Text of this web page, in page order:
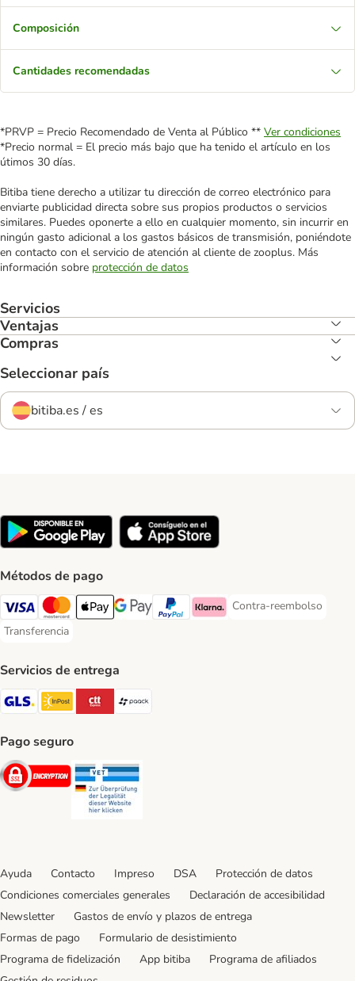
Composición
Cantidades recomendadas
*PRVP = Precio Recomendado de Venta al Público ** Ver condiciones
*Precio normal = El precio más bajo que ha tenido el artículo en los
útimos 30 días.
Bitiba tiene derecho a utilizar tu dirección de correo electrónico para
enviarte publicidad directa sobre sus propios productos o servicios
similares. Puedes oponerte a ello en cualquier momento, sin incurrir en
ningún gasto adicional a los gastos básicos de transmisión, poniéndote
en contacto con el servicio de atención al cliente de zooplus. Más
información sobre protección de datos
Servicios
Ventajas
Compras
Seleccionar país
bitiba.es / es
Métodos de pago
Visa Payment Method
Mastercard Payment Method
Apple Pay Payment Method
Google Pay Payment Method
PayPal Payment Method
Klarna Payment Method
Contra-reembolso
Contra-reembolso
Transferencia
Transferencia Payment Method
Servicios de entrega
GLS Shipping Method
InPost Shipping Method
CTTExpress Shipping Method
paack Shipping Method
Pago seguro
Security
Ayuda Contacto Impreso DSA
Protección de datos
Condiciones comerciales generales
Declaración de accesibilidad
Newsletter
Gastos de envío y plazos de entrega
Formas de pago
Formulario de desistimiento
Programa de fidelización
App bitiba
Programa de afiliados